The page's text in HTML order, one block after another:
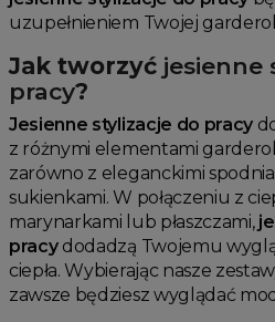
uzupełnieniem Twojej
Jak tworzyć jesienne
pracy?
Jesienne stylizacje do pracy
z różnymi elementami
zarówno z eleganckimi
sukienkami. W połączeniu z
marynarkami lub płaszczami,
pracydodadzą Twojemu
ciepła. Wybierając nasze
zawsze będziesz wyglądać